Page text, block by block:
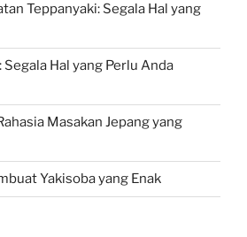
Teppanyaki: Segala Hal yang
Hal yang Perlu Anda
Masakan Jepang yang
Yakisoba yang Enak